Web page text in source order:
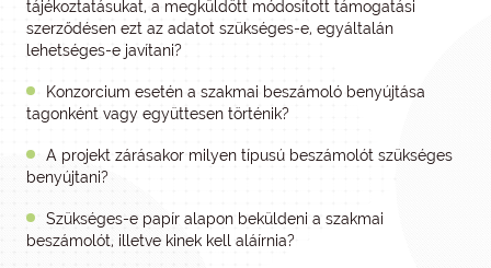
tájékoztatásukat, a megküldött módosított támogatási
szerződésen ezt az adatot szükséges-e, egyáltalán
lehetséges-e javítani?
Konzorcium esetén a szakmai beszámoló benyújtása
tagonként vagy együttesen történik?
A projekt zárásakor milyen típusú beszámolót szükséges
benyújtani?
Szükséges-e papír alapon beküldeni a szakmai
beszámolót, illetve kinek kell aláírnia?